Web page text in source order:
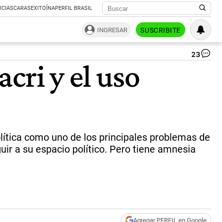
CARASEXITOÍNAPERFIL BRASIL
INGRESAR SUSCRIBITE
23
y el uso
como uno de los principales problemas de
a su espacio político. Pero tiene amnesia
Agregar PERFIL en Google